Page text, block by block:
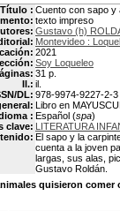
Título : Cuento con sapo y
texto impreso
Gustavo (h)
Montevideo :
2021
Soy Loqueleo
31 p.
Il.: il.
DL: 978-9974-9227-2-3
Libro en
: Español (spa)
clave: LITERATURA
El sapo y la
cuenta a la joven
largas, sus alas,
Gustavo Roldán.
quisieron comer